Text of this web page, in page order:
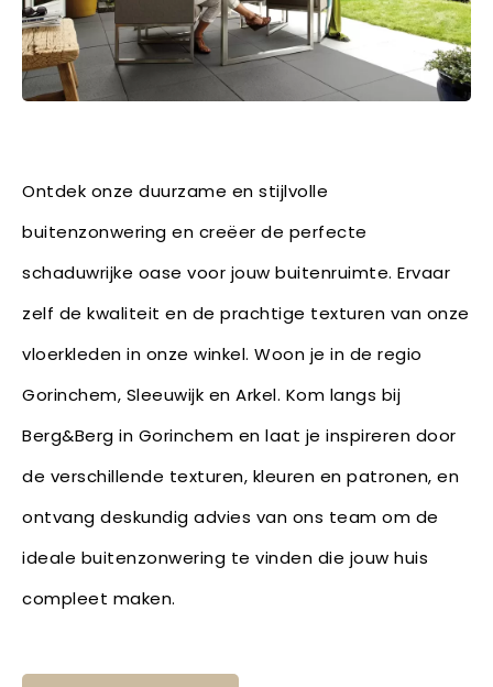
Ontdek onze duurzame en stijlvolle
buitenzonwering en creëer de perfecte
schaduwrijke oase voor jouw buitenruimte. Ervaar
zelf de kwaliteit en de prachtige texturen van onze
vloerkleden in onze winkel. Woon je in de regio
Gorinchem, Sleeuwijk en Arkel. Kom langs bij
Berg&Berg in Gorinchem en laat je inspireren door
de verschillende texturen, kleuren en patronen, en
ontvang deskundig advies van ons team om de
ideale buitenzonwering te vinden die jouw huis
compleet maken.